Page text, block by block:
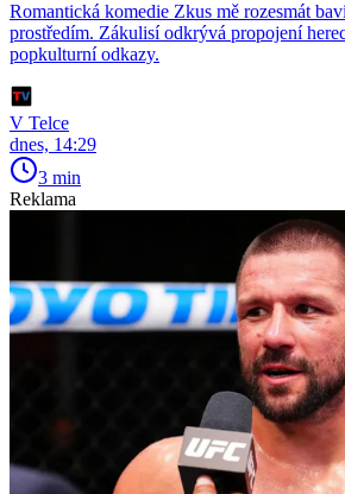
Romantická komedie Zkus mě rozesmát
prostředím. Zákulisí odkrývá propojení
popkulturní odkazy.
V Telce
dnes, 14:29
3 min
Reklama